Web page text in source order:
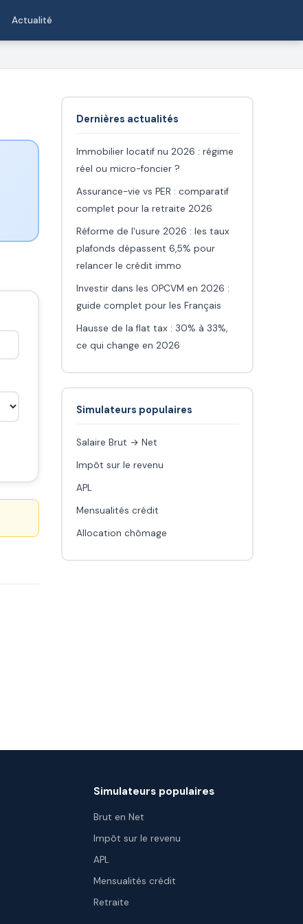
Actualité
Dernières actualités
Immobilier locatif nu 2026 : régime
réel ou micro-foncier ?
Assurance-vie vs PER : comparatif
complet pour la retraite 2026
Réforme de l'usure 2026 : les taux
plafonds dépassent 6,5% pour
relancer le crédit immo
Investir dans les OPCVM en 2026 :
guide complet pour les Français
Hausse de la flat tax : 30% à 33%,
ce qui change en 2026
Simulateurs populaires
Salaire Brut → Net
Impôt sur le revenu
APL
Mensualités crédit
Allocation chômage
Simulateurs populaires
Brut en Net
Impôt sur le revenu
APL
Mensualités crédit
Retraite